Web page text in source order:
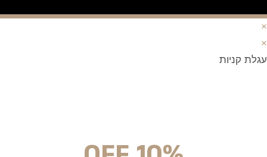
×
×
עגלת קניות